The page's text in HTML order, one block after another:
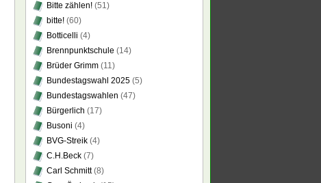
Bitte zählen! (51)
bitte! (60)
Botticelli (4)
Brennpunktschule (14)
Brüder Grimm (11)
Bundestagswahl 2025 (5)
Bundestagswahlen (47)
Bürgerlich (17)
Busoni (4)
BVG-Streik (4)
C.H.Beck (7)
Carl Schmitt(8)